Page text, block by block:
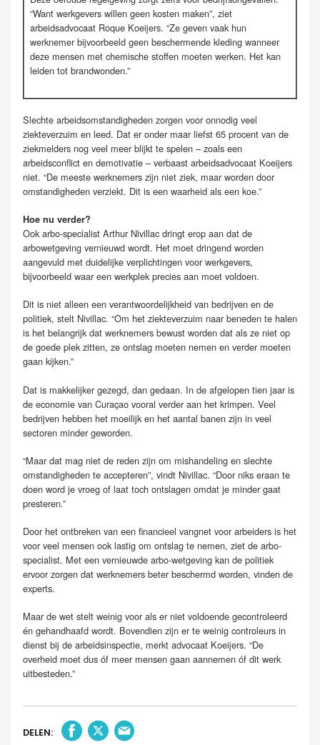
“Want werkgevers willen geen kosten maken”, ziet
arbeidsadvocaat Roque Koeijers. “Ze geven vaak hun
werknemer bijvoorbeeld geen beschermende kleding wanneer
deze mensen met chemische stoffen moeten werken. Het kan
leiden tot brandwonden.”
Slechte arbeidsomstandigheden zorgen voor onnodig veel
ziekteverzuim en leed. Dat er onder maar liefst 65 procent van de
ziekmelders nog veel meer blijkt te spelen – zoals een
arbeidsconflict en demotivatie – verbaast arbeidsadvocaat Koeijers
niet. “De meeste werknemers zijn niet ziek, maar worden door
omstandigheden verziekt. Dit is een waarheid als een koe.”
Hoe nu verder?
Ook arbo-specialist Arthur Nivillac dringt erop aan dat de
arbowetgeving vernieuwd wordt. Het moet dringend worden
aangevuld met duidelijke verplichtingen voor werkgevers,
bijvoorbeeld waar een werkplek precies aan moet voldoen.
Dit is niet alleen een verantwoordelijkheid van bedrijven en de
politiek, stelt Nivillac. “Om het ziekteverzuim naar beneden te halen
is het belangrijk dat werknemers bewust worden dat als ze niet op
de goede plek zitten, ze ontslag moeten nemen en verder moeten
gaan kijken.”
Dat is makkelijker gezegd, dan gedaan. In de afgelopen tien jaar is
de economie van Curaçao vooral verder aan het krimpen. Veel
bedrijven hebben het moeilijk en het aantal banen zijn in veel
sectoren minder geworden.
“Maar dat mag niet de reden zijn om mishandeling en slechte
omstandigheden te accepteren”, vindt Nivillac. “Door niks eraan te
doen word je vroeg of laat toch ontslagen omdat je minder gaat
presteren.”
Door het ontbreken van een financieel vangnet voor arbeiders is het
voor veel mensen ook lastig om ontslag te nemen, ziet de arbo-
specialist. Met een vernieuwde arbo-wetgeving kan de politiek
ervoor zorgen dat werknemers beter beschermd worden, vinden de
experts.
Maar de wet stelt weinig voor als er niet voldoende gecontroleerd
én gehandhaafd wordt. Bovendien zijn er te weinig controleurs in
dienst bij de arbeidsinspectie, merkt advocaat Koeijers. “De
overheid moet dus óf meer mensen gaan aannemen óf dit werk
uitbesteden.”
DELEN: